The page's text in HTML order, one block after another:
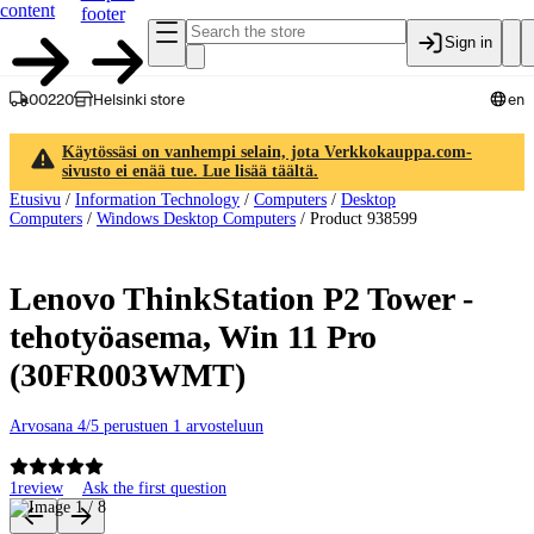
content
footer
Sign in
00220 Helsinki store en
Käytössäsi on vanhempi selain, jota Verkkokauppa.com-
sivusto ei enää tue. Lue lisää täältä.
Etusivu / Information Technology / Computers / Desktop
Computers / Windows Desktop Computers / Product 938599
Lenovo ThinkStation P2 Tower -
tehotyöasema, Win 11 Pro
(30FR003WMT)
Arvosana 4/5 perustuen 1 arvosteluun
1review Ask the first question